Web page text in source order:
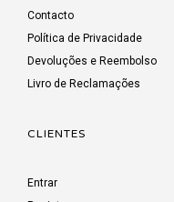
Contacto
Política de Privacidade
Devoluções e Reembolso
Livro de Reclamações
CLIENTES
Entrar